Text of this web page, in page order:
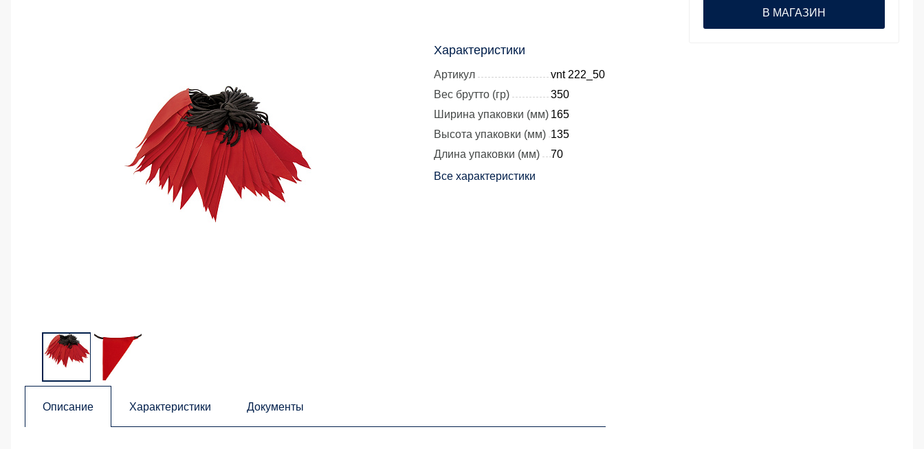
Характеристики
Артикул
vnt 222_50
Вес брутто (гр)
350
Ширина упаковки (мм) 165
Высота упаковки (мм) 135
Длина упаковки (мм)
70
Все характеристики
В МАГАЗИН
Описание Характеристики Документы